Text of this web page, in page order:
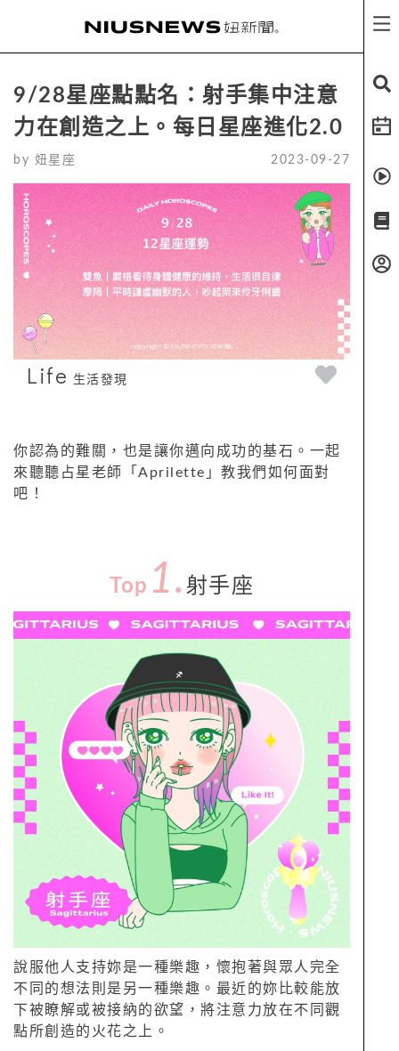
9/28星座點點名：射手集中注意
力在創造之上。每日星座進化2.0
by 妞星座 2023-09-27
Life 生活發現
你認為的難關，也是讓你邁向成功的基石。一起
來聽聽占星老師「Aprilette」教我們如何面對
吧！
Top 1. 射手座
說服他人支持妳是一種樂趣，懷抱著與眾人完全
不同的想法則是另一種樂趣。最近的妳比較能放
下被瞭解或被接納的欲望，將注意力放在不同觀
點所創造的火花之上。